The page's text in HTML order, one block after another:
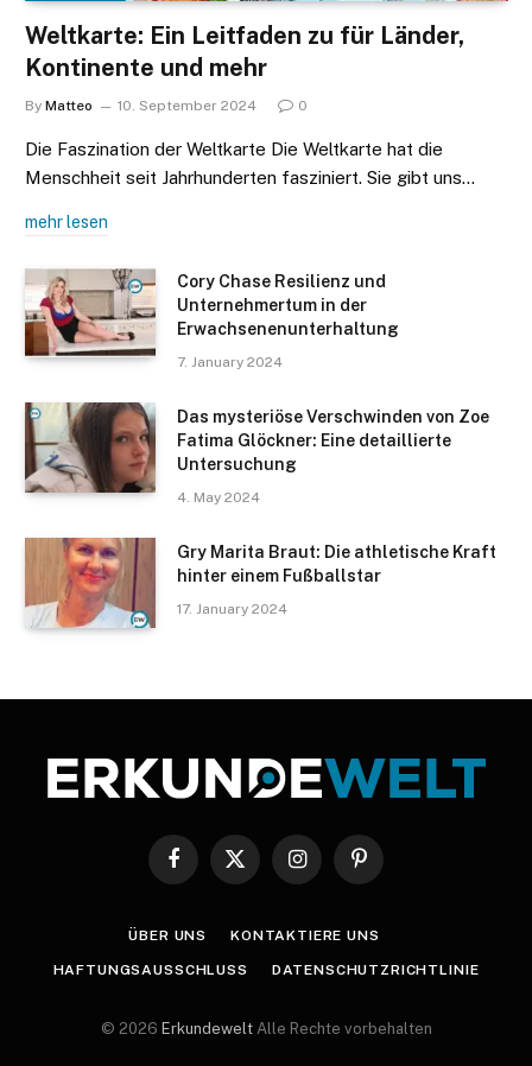
Weltkarte: Ein Leitfaden zu für Länder,
Kontinente und mehr
By Matteo 10. September 2024 0
Die Faszination der Weltkarte Die Weltkarte hat die
Menschheit seit Jahrhunderten fasziniert. Sie gibt uns…
mehr lesen
Cory Chase Resilienz und
Unternehmertum in der
Erwachsenenunterhaltung
7. January 2024
Das mysteriöse Verschwinden von Zoe
Fatima Glöckner: Eine detaillierte
Untersuchung
4. May 2024
Gry Marita Braut: Die athletische Kraft
hinter einem Fußballstar
17. January 2024
Facebook
X
InstagramPinterest
ÜBER UNS KONTAKTIERE UNS
HAFTUNGSAUSSCHLUSS DATENSCHUTZRICHTLINIE
© 2026 Erkundewelt Alle Rechte vorbehalten